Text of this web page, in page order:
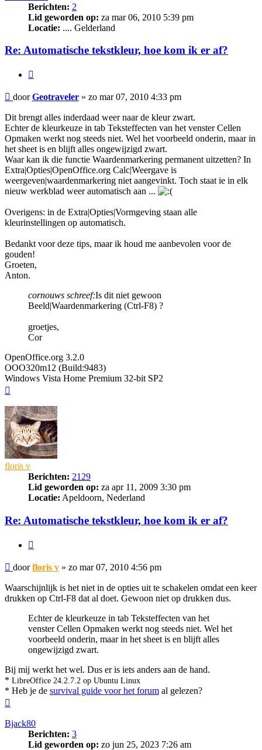
Berichten: 2
Lid geworden op: za mar 06, 2010 5:39 pm
Locatie: .... Gelderland
Re: Automatische tekstkleur, hoe kom ik er af?
Bericht
doorGeotraveler » zo mar 07, 2010 4:33 pm
Dit brengt alles inderdaad weer naar de kleur zwart.
Echter de kleurkeuze in tab Teksteffecten van het venster Cellen
Opmaken werkt nog steeds niet. Wel het voorbeeld onderin, maar in
het sheet is en blijft alles ongewijzigd zwart.
Waar kan ik die functie Waardenmarkering permanent uitzetten? In
Extra|Opties|OpenOffice.org Calc|Weergave is
weergeven|waardenmarkering niet aangevinkt. Toch staat ie in elk
nieuw werkblad weer automatisch aan ...
Overigens: in de Extra|Opties|Vormgeving staan alle
kleurinstellingen op automatisch.
Bedankt voor deze tips, maar ik houd me aanbevolen voor de
gouden!
Groeten,
Anton.
cornouws schreef:Is dit niet gewoon
Beeld|Waardenmarkering (Ctrl-F8) ?
groetjes,
Cor
OpenOffice.org 3.2.0
OOO320m12 (Build:9483)
Windows Vista Home Premium 32-bit SP2
floris v
Berichten: 2129
Lid geworden op: za apr 11, 2009 3:30 pm
Locatie: Apeldoorn, Nederland
Re: Automatische tekstkleur, hoe kom ik er af?
Bericht
doorfloris v » zo mar 07, 2010 4:56 pm
Waarschijnlijk is het niet in de opties uit te schakelen omdat een keer
drukken op Ctrl-F8 dat al doet. Gewoon niet op drukken dus.
Echter de kleurkeuze in tab Teksteffecten van het
venster Cellen Opmaken werkt nog steeds niet. Wel het
voorbeeld onderin, maar in het sheet is en blijft alles
ongewijzigd zwart.
Bij mij werkt het wel. Dus er is iets anders aan de hand.
* LibreOffice 24.2.7.2 op Ubuntu Linux
* Heb je de survival guide voor het forum al gelezen?
Bjack80
Berichten: 3
Lid geworden op: zo jun 25, 2023 7:26 am